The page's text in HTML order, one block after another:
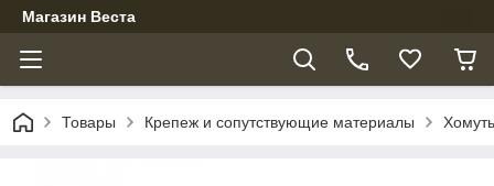
Магазин Веста
Товары Крепеж и сопутствующие материалы